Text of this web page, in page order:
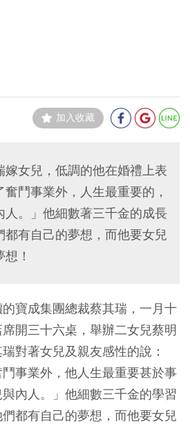
加入收藏
嫁女兒，低調的他在婚禮上表
鬥事業外，人生最重要的，
人。」他細數著三千金的成長
都有自己的夢想，而他要女兒
！
寶成集團總裁蔡其瑞，一月十
開三十六桌，舉辦二女兒蔡明
對著女兒及親友感性的說：
鬥事業外，他人生最重要甚於事
內人。」他細數三千金的學習
都有自己的夢想，而他要女兒